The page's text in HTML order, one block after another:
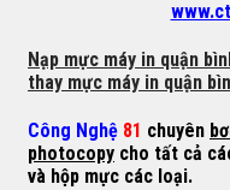
Nạp mực máy in quận
thay mực máy in quận
Công Nghệ 81 chuyên
photocopy cho tất cả
và hộp mực các loại.